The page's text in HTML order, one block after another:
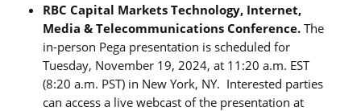
RBC Capital Markets Technology, Internet,
Media & Telecommunications Conference. The
in-person Pega presentation is scheduled for
Tuesday, November 19, 2024, at 11:20 a.m. EST
(8:20 a.m. PST) in New York, NY. Interested parties
can access a live webcast of the presentation at